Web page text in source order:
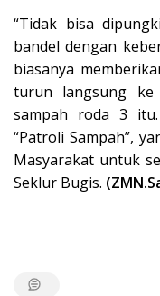
“Tidak bisa
bandel dengan
biasanya
turun langsung ke
sampah roda 3
“Patroli Sampah”,
Masyarakat untuk
Seklur Bugis.